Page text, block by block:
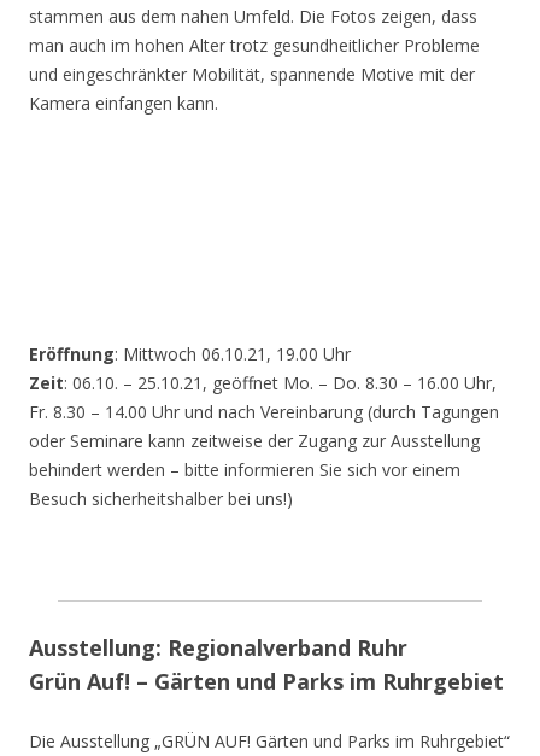
stammen aus dem nahen Umfeld. Die Fotos zeigen, dass
man auch im hohen Alter trotz gesundheitlicher Probleme
und eingeschränkter Mobilität, spannende Motive mit der
Kamera einfangen kann.
Eröffnung: Mittwoch 06.10.21, 19.00 Uhr
Zeit: 06.10. – 25.10.21, geöffnet Mo. – Do. 8.30 – 16.00 Uhr,
Fr. 8.30 – 14.00 Uhr und nach Vereinbarung (durch Tagungen
oder Seminare kann zeitweise der Zugang zur Ausstellung
behindert werden – bitte informieren Sie sich vor einem
Besuch sicherheitshalber bei uns!)
Ausstellung: Regionalverband Ruhr
Grün Auf! – Gärten und Parks im Ruhrgebiet
Die Ausstellung „GRÜN AUF! Gärten und Parks im Ruhrgebiet“